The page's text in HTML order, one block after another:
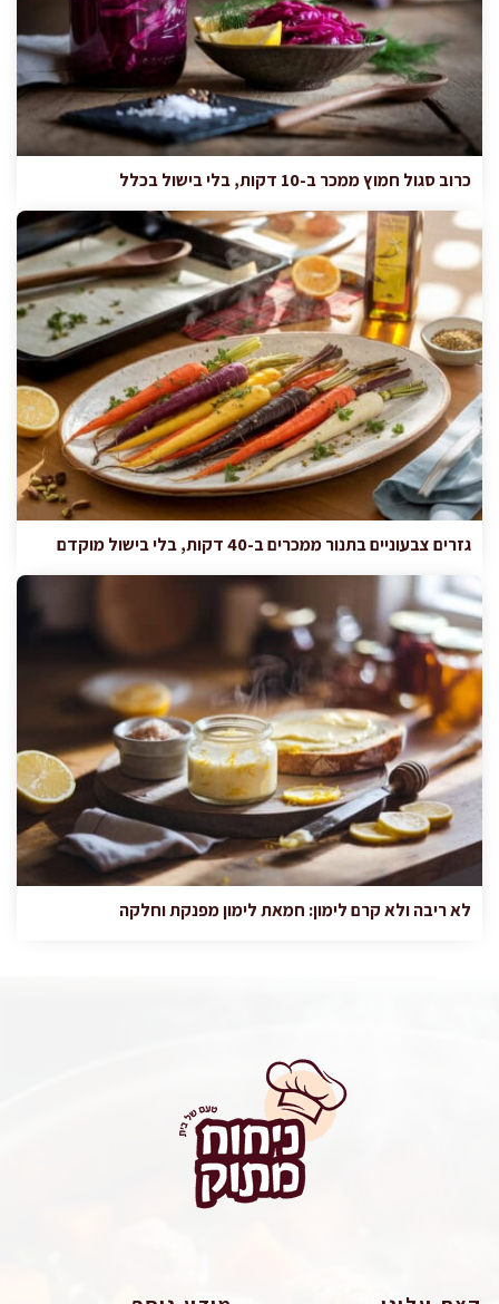
כרוב סגול חמוץ ממכר ב-10 דקות, בלי בישול בכלל
גזרים צבעוניים בתנור ממכרים ב-40 דקות, בלי בישול מוקדם
לא ריבה ולא קרם לימון: חמאת לימון מפנקת וחלקה